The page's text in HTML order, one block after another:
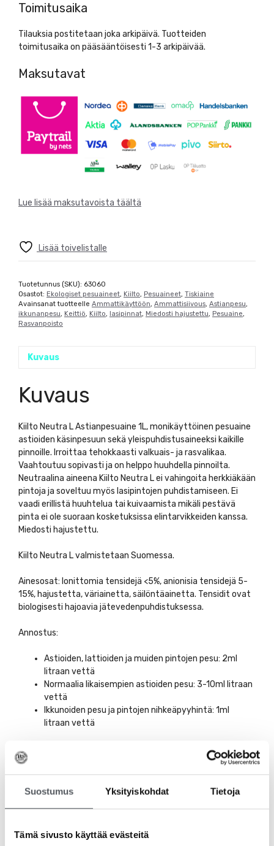
Suostumus Yksityiskohdat Tietoja
Tämä sivusto käyttää evästeitä
1L
määrä
Toimitusaika
Tilauksia postitetaan joka arkipäivä. Tuotteiden
toimitusaika on pääsääntöisesti 1-3 arkipäivää.
Maksutavat
Lue lisää maksutavoista täältä
Lisää toivelistalle
Tuotetunnus (SKU): 63060
Osastot: Ekologiset pesuaineet, Kiilto, Pesuaineet, Tiskiaine
Avainsanat tuotteelle Ammattikäyttöön, Ammattisiivous, Astianpesu,
ikkunanpesu, Keittiö, Kiilto, lasipinnat, Miedosti hajustettu, Pesuaine,
Rasvanpoisto
Kuvaus
Kuvaus
Kiilto Neutra L Astianpesuaine 1L, monikäyttöinen pesuaine
astioiden käsinpesuun sekä yleispuhdistusaineeksi kaikille
pinnoille. Irroittaa tehokkaasti valkuais- ja rasvalikaa.
Vaahtoutuu sopivasti ja on helppo huuhdella pinnoilta.
Neutraalina aineena Kiilto Neutra L ei vahingoita herkkiäkään
pintoja ja soveltuu myös lasipintojen puhdistamiseen. Ei
vaadi erillistä huuhtelua tai kuivaamista mikäli pestävä
pinta ei ole suoraan kosketuksissa elintarvikkeiden kanssa.
Miedosti hajustettu.
Kiilto Neutra L valmistetaan Suomessa.
Ainesosat: Ionittomia tensidejä <5%, anionisia tensidejä 5-
15%, hajustetta, väriainetta, säilöntäainetta. Tensidit ovat
biologisesti hajoavia jätevedenpuhdistuksessa.
Annostus:
Astioiden, lattioiden ja muiden pintojen pesu: 2ml
litraan vettä
Normaalia likaisempien astioiden pesu: 3-10ml litraan
vettä
Ikkunoiden pesu ja pintojen nihkeäpyyhintä: 1ml
litraan vettä
Käyttöturvatiedotteen löydät täältä:
Neura L Käyttöturvatiedote